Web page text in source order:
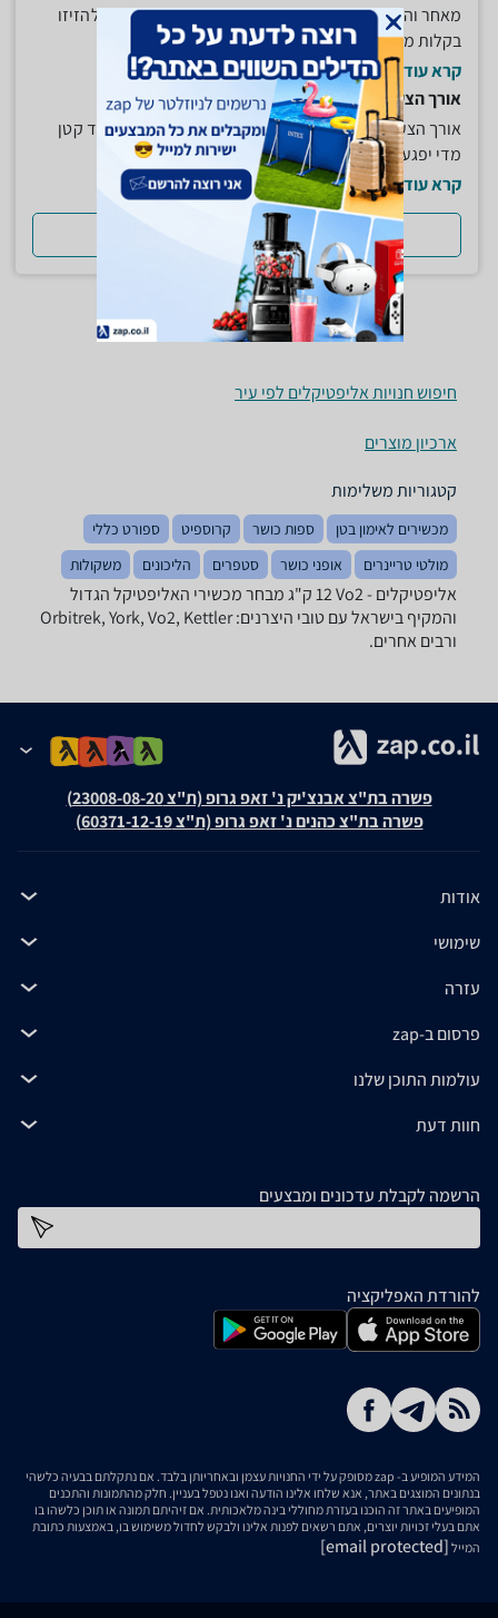
מאחר והמכשיר יהיה מוצב בשטח הבית, שימו לב שניתן להזיזו
בקלות ממקום למקום על מנת...
קרא עוד
אורך הצעד
אורך הצעד שהאליפטיקל מספק חשוב מאוד לאימון. צעד קטן
מדי יפגע באימון ויגרום...
קרא עוד
למדריך המלא
חיפוש חנויות אליפטיקלים לפי עיר
ארכיון מוצרים
קטגוריות משלימות
מכשירים לאימון בטן ספות כושר קרוספיט
ספורט כללי
מולטי טריינרים
אופני כושר סטפרים הליכונים משקולות
אליפטיקלים - ‏Vo2 ‏12 ‏ק"ג מבחר מכשירי האליפטיקל הגדול
והמקיף בישראל עם טובי היצרנים: Orbitrek, York, Vo2, Kettler
ורבים אחרים.
פשרה בת"צ אבנצ'יק נ' זאפ גרופ (ת"צ 23008-08-20)
פשרה בת"צ כהנים נ' זאפ גרופ (ת"צ 60371-12-19)
אודות
שימושי
עזרה
פרסום ב-zap
עולמות התוכן שלנו
חוות דעת
הרשמה לקבלת עדכונים ומבצעים
להורדת האפליקציה
המידע המופיע ב- zap מסופק על ידי החנויות עצמן ובאחריותן בלבד. אם נתקלתם בבעיה כלשהי
בנתונים המוצגים באתר, אנא שלחו אלינו הודעה ואנו נטפל בעניין. חלק מהתמונות והתכנים
המופיעים באתר זה הוכנו בעזרת מחוללי בינה מלאכותית. אם זיהיתם תמונה או תוכן כלשהו בו
אתם בעלי זכויות יוצרים, אתם רשאים לפנות אלינו ולבקש לחדול משימוש בו, באמצעות כתובת
המייל [email protected]